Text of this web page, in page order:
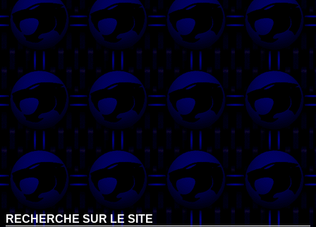
RECHERCHE SUR LE SITE